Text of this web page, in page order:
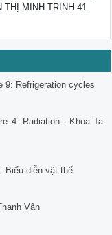
MINH TRINH 41
9: Refrigeration cycles
4: Radiation - Khoa Ta
Biểu diễn vật thể
Vân